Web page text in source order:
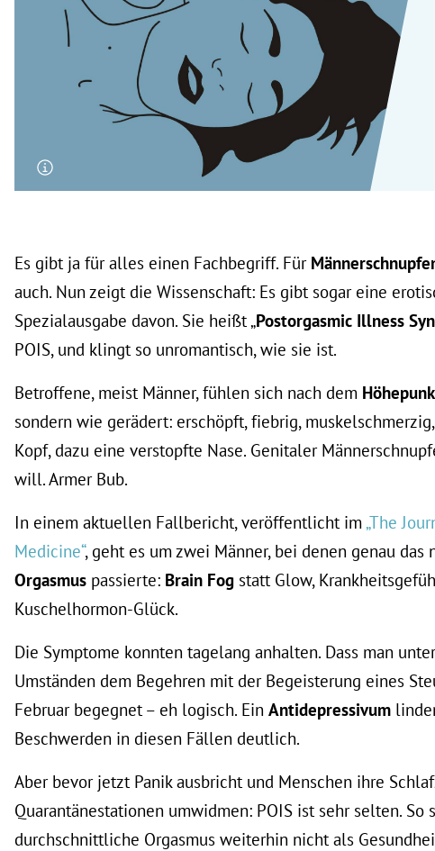
Untermenü
Untermenü
Untermenü
Untermenü
Es gibt ja für alles einen Fachbegriff. Für
auch. Nun zeigt die Wissenschaft: Es gibt sogar eine
Spezialausgabe davon. Sie heißt „Postorgasmic Illness
POIS, und klingt so unromantisch, wie sie ist.
Betroffene, meist Männer, fühlen sich nach dem
sondern wie gerädert: erschöpft, fiebrig,
Kopf, dazu eine verstopfte Nase. Genitaler
will. Armer Bub.
In einem aktuellen Fallbericht, veröffentlicht im „The
Medicine“, geht es um zwei Männer, bei denen genau das
Orgasmus passierte: Brain Fog statt Glow,
Kuschelhormon-Glück.
Die Symptome konnten tagelang anhalten. Dass man
Umständen dem Begehren mit der Begeisterung eines
Februar begegnet – eh logisch. Ein Antidepressivum
Beschwerden in diesen Fällen deutlich.
Aber bevor jetzt Panik ausbricht und Menschen ihre
Quarantänestationen umwidmen: POIS ist sehr selten. So
durchschnittliche Orgasmus weiterhin nicht als